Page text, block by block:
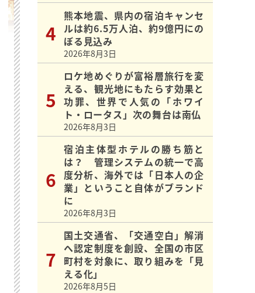
熊本地震、県内の宿泊キャンセ
ルは約6.5万人泊、約9億円にの
ぼる見込み
2026年8月3日
ロケ地めぐりが富裕層旅行を変
える、観光地にもたらす効果と
功罪、世界で人気の「ホワイ
ト・ロータス」次の舞台は南仏
2026年8月3日
宿泊主体型ホテルの勝ち筋と
は？ 管理システムの統一で高
度分析、海外では「日本人の企
業」ということ自体がブランド
に
2026年8月3日
国土交通省、「交通空白」解消
へ認定制度を創設、全国の市区
町村を対象に、取り組みを「見
える化」
2026年8月5日